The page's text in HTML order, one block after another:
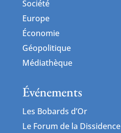
Société
Europe
Économie
Géopolitique
Médiathèque
Événements
Les Bobards d’Or
Le Forum de la Dissidence